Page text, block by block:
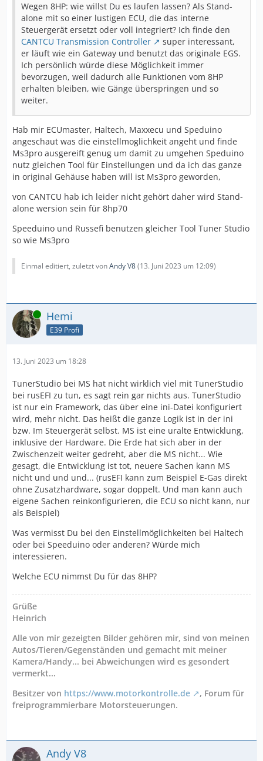
Wegen 8HP: wie willst Du es laufen lassen? Als Stand-
alone mit so einer lustigen ECU, die das interne
Steuergerät ersetzt oder voll integriert? Ich finde den
CANTCU Transmission Controller
super interessant,
er läuft wie ein Gateway und benutzt das originale EGS.
Ich persönlich würde diese Möglichkeit immer
bevorzugen, weil dadurch alle Funktionen vom 8HP
erhalten bleiben, wie Gänge überspringen und so
weiter.
Hab mir ECUmaster, Haltech, Maxxecu und Speduino
angeschaut was die einstellmoglichkeit angeht und finde
Ms3pro ausgereift genug um damit zu umgehen Speduino
nutz gleichen Tool für Einstellungen und da ich das ganze
in original Gehäuse haben will ist Ms3pro geworden,
von CANTCU hab ich leider nicht gehört daher wird Stand-
alone wersion sein für 8hp70
Speeduino und Russefi benutzen gleicher Tool Tuner Studio
so wie Ms3pro
Einmal editiert, zuletzt vonAndy V8(13. Juni 2023 um 12:09)
Online Hemi
E39 Profi
13. Juni 2023 um 18:28
TunerStudio bei MS hat nicht wirklich viel mit TunerStudio
bei rusEFI zu tun, es sagt rein gar nichts aus. TunerStudio
ist nur ein Framework, das über eine ini-Datei konfiguriert
wird, mehr nicht. Das heißt die ganze Logik ist in der ini
bzw. Im Steuergerät selbst. MS ist eine uralte Entwicklung,
inklusive der Hardware. Die Erde hat sich aber in der
Zwischenzeit weiter gedreht, aber die MS nicht... Wie
gesagt, die Entwicklung ist tot, neuere Sachen kann MS
nicht und und und... (rusEFI kann zum Beispiel E-Gas direkt
ohne Zusatzhardware, sogar doppelt. Und man kann auch
eigene Sachen reinkonfigurieren, die ECU so nicht kann, nur
als Beispiel)
Was vermisst Du bei den Einstellmöglichkeiten bei Haltech
oder bei Speeduino oder anderen? Würde mich
interessieren.
Welche ECU nimmst Du für das 8HP?
Grüße
Heinrich
Alle von mir gezeigten Bilder gehören mir, sind von meinen
Autos/Tieren/Gegenständen und gemacht mit meiner
Kamera/Handy... bei Abweichungen wird es gesondert
vermerkt...
Besitzer von https://www.motorkontrolle.de
, Forum für
freiprogrammierbare Motorsteuerungen.
Andy V8